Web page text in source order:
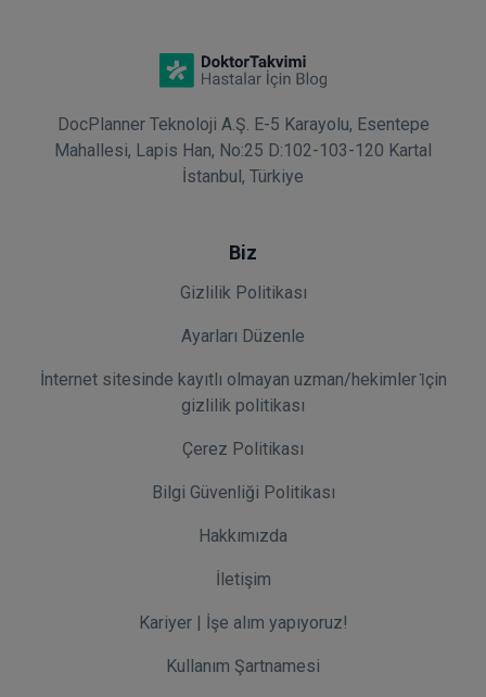
DocPlanner Teknoloji A.Ş. E-5 Karayolu, Esentepe
Mahallesi, Lapis Han, No:25 D:102-103-120 Kartal
İstanbul, Türkiye
Biz
Gizlilik Politikası
Ayarları Düzenle
İnternet sitesinde kayıtlı olmayan uzman/hekimler i̇çin
gizlilik politikası
Çerez Politikası
Bilgi Güvenliği Politikası
Hakkımızda
İletişim
Kariyer | İşe alım yapıyoruz!
Kullanım Şartnamesi